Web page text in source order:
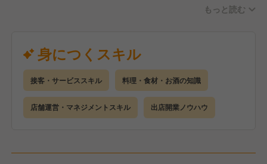
していきたいと考えています。
給与面に関しては、全店舗統一化を進めており、地方
店舗でも都内水準の給与で働ける環境を現在整備中で
す。
に1回、全社員に配分しています。
して未来に向けた戦力強化を図っていくための募集と
【応募資格】
ホール・サービス経験がある方を求めています。
和食・居酒屋業態経験のある方は優遇いたします。
【仕事内容】
もっと読む
身につくスキル
接客・サービススキル 料理・食材・お酒の知識
店舗運営・マネジメントスキル 出店開業ノウハウ